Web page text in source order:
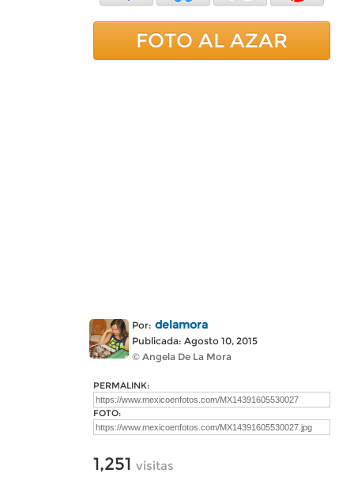
FOTO AL AZAR
Por: delamora
Publicada: Agosto 10, 2015
© Angela De La Mora
PERMALINK:
FOTO:
1,251 visitas